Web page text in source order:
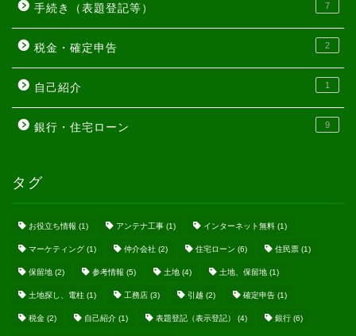
手続き（表題登記等） 7
税金・確定申告 2
自己紹介 1
銀行・住宅ローン 9
タグ
お役立ち情報 (1) アンテナ工事 (1) インターネット無料 (1)
マーケティング (1) 仲介会社 (2) 住宅ローン (6) 住民票 (1)
保留地 (2) 参考情報 (5) 土地 (4) 土地、保留地 (1)
土地探し、電柱 (1) 工務店 (3) 引越 (2) 確定申告 (1)
税金 (2) 自己紹介 (1) 表題登記（表示登記） (4) 銀行 (6)